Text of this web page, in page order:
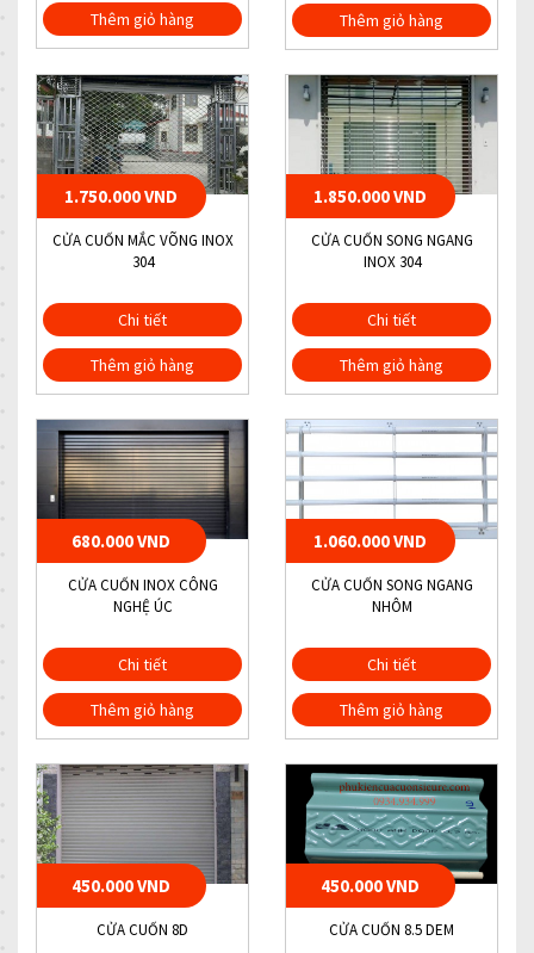
Thêm giỏ hàng Thêm giỏ hàng
1.750.000 VND
CỬA CUỐN MẮC VÕNG INOX
304
Chi tiết
Thêm giỏ hàng
1.850.000 VND
CỬA CUỐN SONG NGANG
INOX 304
Chi tiết
Thêm giỏ hàng
680.000 VND
CỬA CUỐN INOX CÔNG
NGHỆ ÚC
Chi tiết
Thêm giỏ hàng
1.060.000 VND
CỬA CUỐN SONG NGANG
NHÔM
Chi tiết
Thêm giỏ hàng
450.000 VND
CỬA CUỐN 8D
450.000 VND
CỬA CUỐN 8.5 DEM